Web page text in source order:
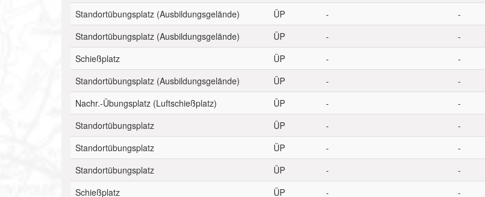
Standortübungsplatz (Ausbildungsgelände)
ÜP - -
Standortübungsplatz (Ausbildungsgelände)
ÜP - -
Schießplatz
ÜP - -
Standortübungsplatz (Ausbildungsgelände)
ÜP - -
Nachr.-Übungsplatz (Luftschießplatz)
ÜP - -
Standortübungsplatz
ÜP - -
Standortübungsplatz
ÜP - -
Standortübungsplatz
ÜP - -
Schießplatz
ÜP - -